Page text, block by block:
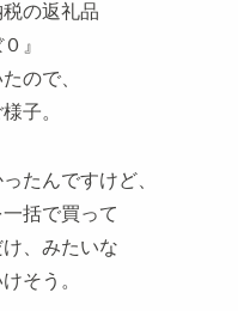
の返礼品
』
ので、
子。
たんですけど、
括で買って
、みたいな
そう。